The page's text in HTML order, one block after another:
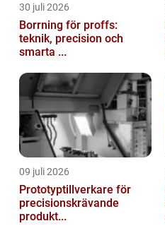
30 juli 2026
Borrning för proffs:
teknik, precision och
smarta ...
09 juli 2026
Prototyptillverkare för
precisionskrävande
produkt...